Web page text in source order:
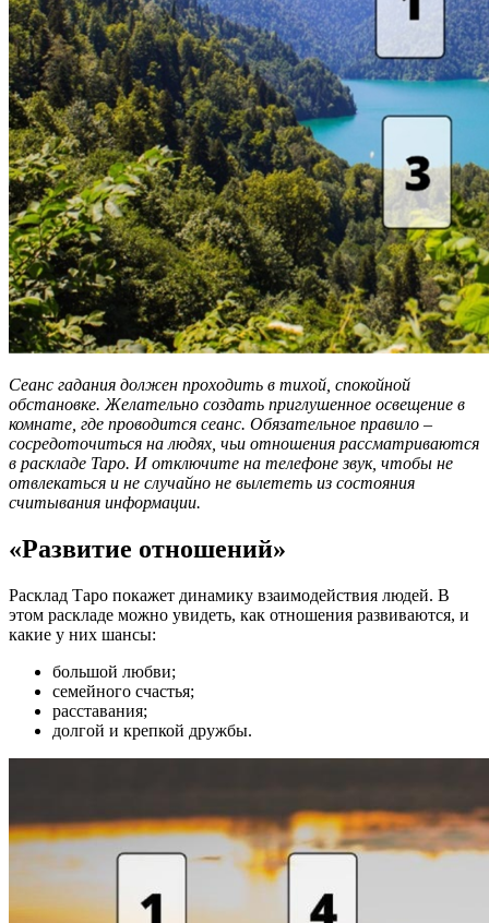
Сеанс гадания должен проходить в тихой, спокойной
обстановке. Желательно создать приглушенное освещение в
комнате, где проводится сеанс. Обязательное правило –
сосредоточиться на людях, чьи отношения рассматриваются
в раскладе Таро. И отключите на телефоне звук, чтобы не
отвлекаться и не случайно не вылететь из состояния
считывания информации.
«Развитие отношений»
Расклад Таро покажет динамику взаимодействия людей. В
этом раскладе можно увидеть, как отношения развиваются, и
какие у них шансы:
большой любви;
семейного счастья;
расставания;
долгой и крепкой дружбы.